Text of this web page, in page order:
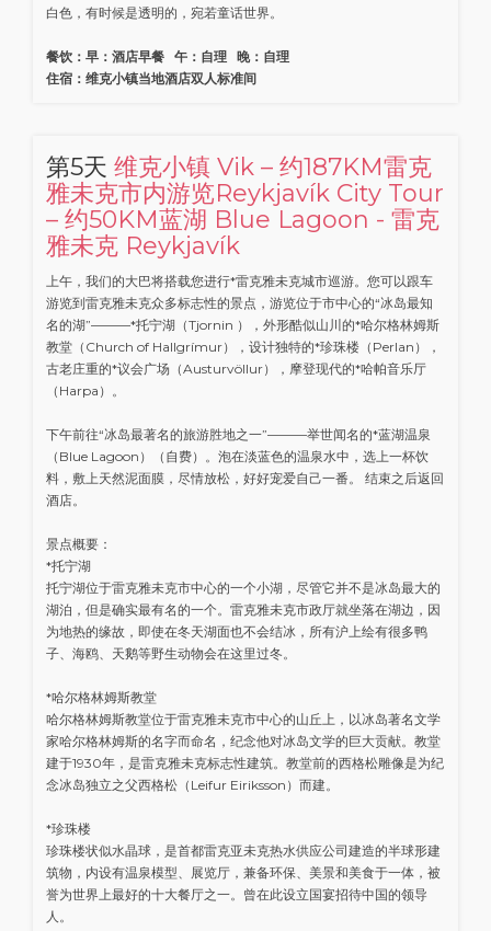
白色，有时候是透明的，宛若童话世界。
餐饮：早：酒店早餐 午：自理 晚：自理
住宿：维克小镇当地酒店双人标准间
第5天 维克小镇 Vik – 约187KM雷克
雅未克市内游览Reykjavík City Tour
– 约50KM蓝湖 Blue Lagoon - 雷克
雅未克 Reykjavík
上午，我们的大巴将搭载您进行*雷克雅未克城市巡游。您可以跟车
游览到雷克雅未克众多标志性的景点，游览位于市中心的“冰岛最知
名的湖”———*托宁湖（Tjornin ），外形酷似山川的*哈尔格林姆斯
教堂（Church of Hallgrímur），设计独特的*珍珠楼（Perlan），
古老庄重的*议会广场（Austurvöllur），摩登现代的*哈帕音乐厅
（Harpa）。
下午前往“冰岛最著名的旅游胜地之一”———举世闻名的*蓝湖温泉
（Blue Lagoon）（自费）。泡在淡蓝色的温泉水中，选上一杯饮
料，敷上天然泥面膜，尽情放松，好好宠爱自己一番。 结束之后返回
酒店。
景点概要：
*托宁湖
托宁湖位于雷克雅未克市中心的一个小湖，尽管它并不是冰岛最大的
湖泊，但是确实最有名的一个。雷克雅未克市政厅就坐落在湖边，因
为地热的缘故，即使在冬天湖面也不会结冰，所有沪上绘有很多鸭
子、海鸥、天鹅等野生动物会在这里过冬。
*哈尔格林姆斯教堂
哈尔格林姆斯教堂位于雷克雅未克市中心的山丘上，以冰岛著名文学
家哈尔格林姆斯的名字而命名，纪念他对冰岛文学的巨大贡献。教堂
建于1930年，是雷克雅未克标志性建筑。教堂前的西格松雕像是为纪
念冰岛独立之父西格松（Leifur Eiriksson）而建。
*珍珠楼
珍珠楼状似水晶球，是首都雷克亚未克热水供应公司建造的半球形建
筑物，内设有温泉模型、展览厅，兼备环保、美景和美食于一体，被
誉为世界上最好的十大餐厅之一。曾在此设立国宴招待中国的领导
人。